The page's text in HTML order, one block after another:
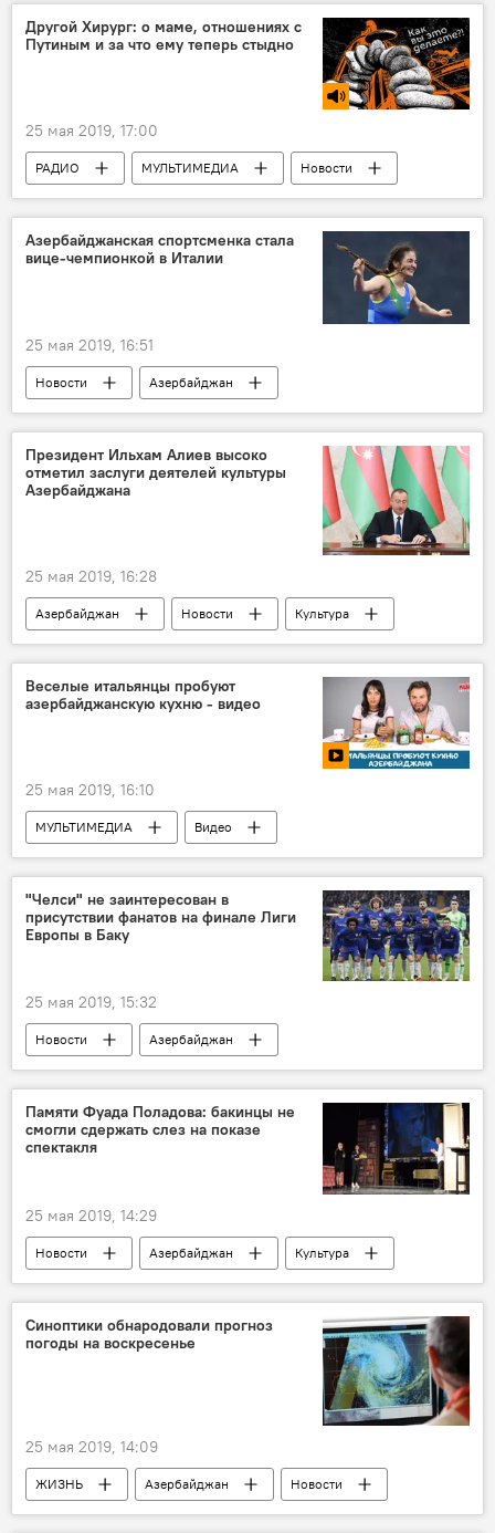
дзюдо Китай Хидаят Гейдаров
Другой Хирург: о маме, отношениях с
Путиным и за что ему теперь стыдно
25 мая 2019, 17:00
РАДИО МУЛЬТИМЕДИА
Новости
Подкасты РИА Новости
Азербайджанская спортсменка стала
вице-чемпионкой в Италии
25 мая 2019, 16:51
Новости
Азербайджан
Новости мира
Спорт
ЖИЗНЬ
Италия
Президент Ильхам Алиев высоко
отметил заслуги деятелей культуры
Азербайджана
25 мая 2019, 16:28
Азербайджан Новости
Культура
ЖИЗНЬ
Политика
Ильхам Алиев
распоряжение
Награждение
Почетное звание
Веселые итальянцы пробуют
азербайджанскую кухню - видео
25 мая 2019, 16:10
МУЛЬТИМЕДИА
Видео
Новости мира
ЖИЗНЬ
Азербайджан
"Челси" не заинтересован в
присутствии фанатов на финале Лиги
Европы в Баку
25 мая 2019, 15:32
Новости
Азербайджан
Новости мира
Спорт
ЖИЗНЬ
Политика
Финал Лиги Европы в Баку
Памяти Фуада Поладова: бакинцы не
смогли сдержать слез на показе
спектакля
25 мая 2019, 14:29
Новости Азербайджан
Культура
ЖИЗНЬ
Фуад Поладов
спектакль
За кулисами и в свете софитов
Синоптики обнародовали прогноз
погоды на воскресенье
25 мая 2019, 14:09
ЖИЗНЬ Азербайджан
Новости
Прогноз погоды
Баку